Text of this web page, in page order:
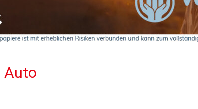
Auto